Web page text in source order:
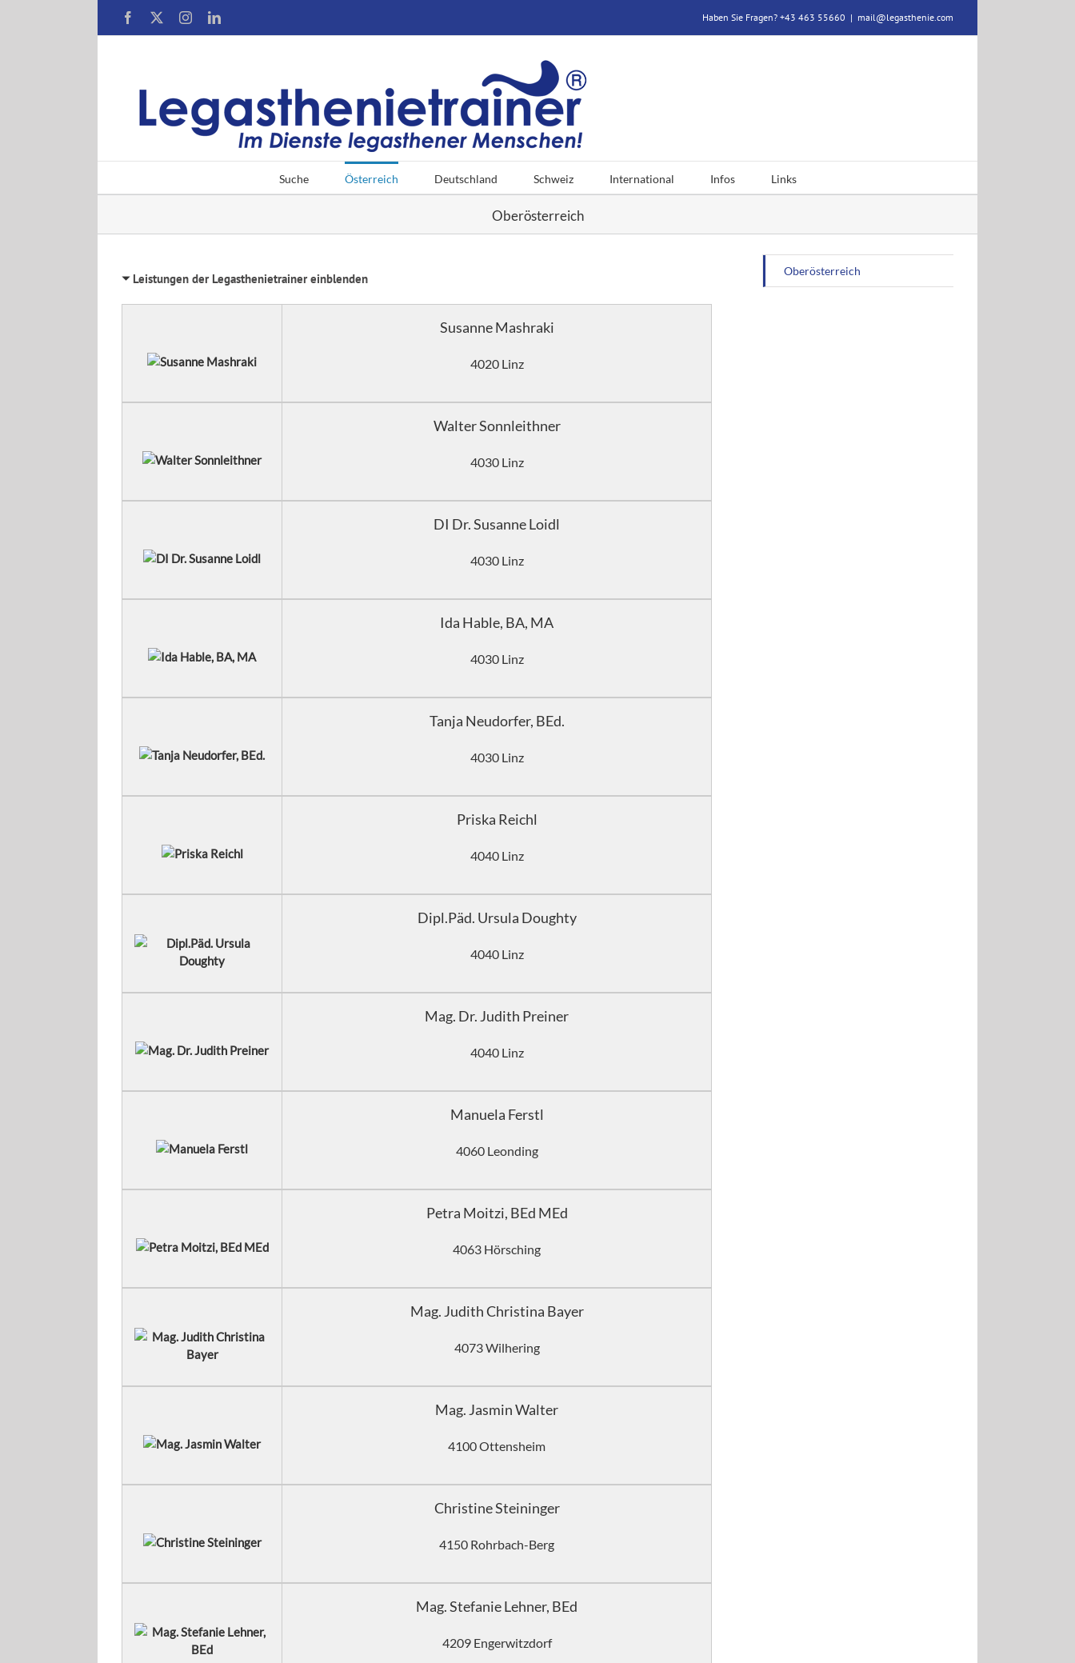
Facebook InstagramLinkedIn Haben Sie Fragen? +43 463 55660 | mail@legasthenie.com
Suche Österreich Deutschland Schweiz International Infos Links
Oberösterreich
Leistungen der Legasthenietrainer einblenden
Susanne Mashraki
4020 Linz
Walter Sonnleithner
4030 Linz
DI Dr. Susanne Loidl
4030 Linz
Ida Hable, BA, MA
4030 Linz
Tanja Neudorfer, BEd.
4030 Linz
Priska Reichl
4040 Linz
Dipl.Päd. Ursula Doughty
4040 Linz
Mag. Dr. Judith Preiner
4040 Linz
Manuela Ferstl
4060 Leonding
Petra Moitzi, BEd MEd
4063 Hörsching
Mag. Judith Christina Bayer
4073 Wilhering
Mag. Jasmin Walter
4100 Ottensheim
Christine Steininger
4150 Rohrbach-Berg
Mag. Stefanie Lehner, BEd
4209 Engerwitzdorf
Oberösterreich